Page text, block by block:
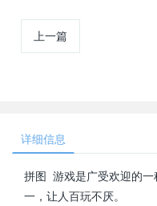
上一篇
详细信息
拼图 游戏是广受欢迎的一
一，让人百玩不厌。